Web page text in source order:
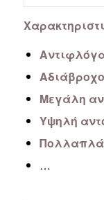
Αδιάβροχο
Μεγάλη
Υψηλή
Πολλαπλά
…